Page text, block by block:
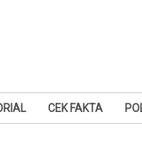
CEK FAKTA